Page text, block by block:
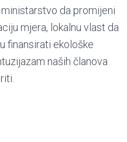
da promijeni
mjera, lokalnu vlast da
finansirati ekološke
naših članova